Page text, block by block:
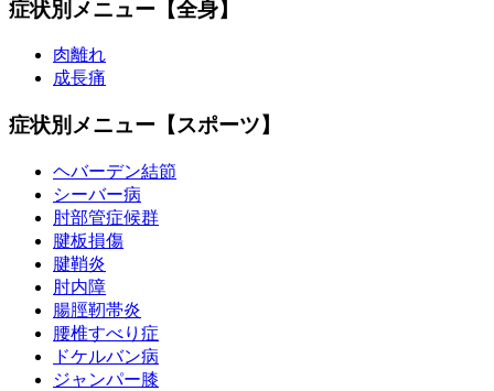
症状別メニュー【全身】
肉離れ
成長痛
症状別メニュー【スポーツ】
ヘバーデン結節
シーバー病
肘部管症候群
腱板損傷
腱鞘炎
肘内障
腸脛靭帯炎
腰椎すべり症
ドケルバン病
ジャンパー膝